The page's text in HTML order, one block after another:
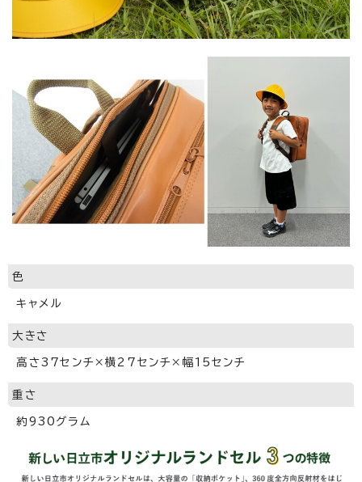
色
キャメル
大きさ
高さ37センチ×横27センチ×幅15センチ
重さ
約930グラム